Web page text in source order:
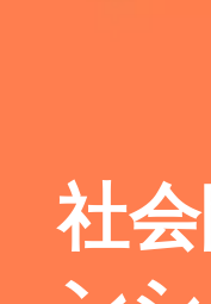
社